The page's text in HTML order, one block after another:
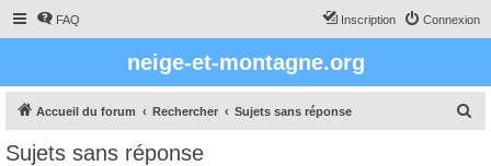
FAQ Connexion
Inscription
neige-et-montagne.org
Accueil du forum Rechercher Sujets sans réponse
Sujets sans réponse